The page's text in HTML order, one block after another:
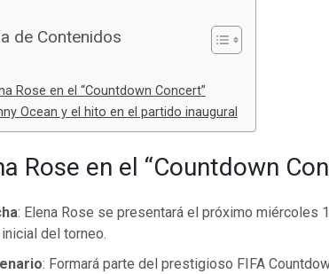
de Contenidos
Rose en el “Countdown Concert”
Ocean y el hito en el partido inaugural
Rose en el “Countdown
: Elena Rose se presentará el próximo miércoles
del torneo.
: Formará parte del prestigioso FIFA